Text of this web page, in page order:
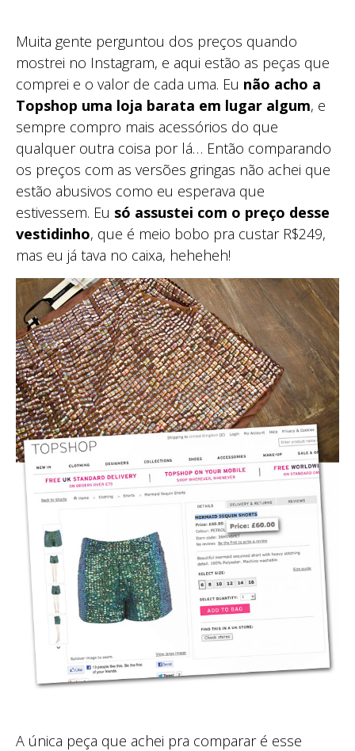
Muita gente perguntou dos preços quando
mostrei no Instagram, e aqui estão as peças que
comprei e o valor de cada uma. Eu não acho a
Topshop uma loja barata em lugar algum, e
sempre compro mais acessórios do que
qualquer outra coisa por lá… Então comparando
os preços com as versões gringas não achei que
estão abusivos como eu esperava que
estivessem. Eu só assustei com o preço desse
vestidinho, que é meio bobo pra custar R$249,
mas eu já tava no caixa, heheheh!
A única peça que achei pra comparar é esse